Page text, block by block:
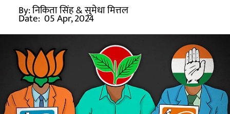
By:निकिता सिंह& सुमेधा मित्तल
Date: 05 Apr, 2024